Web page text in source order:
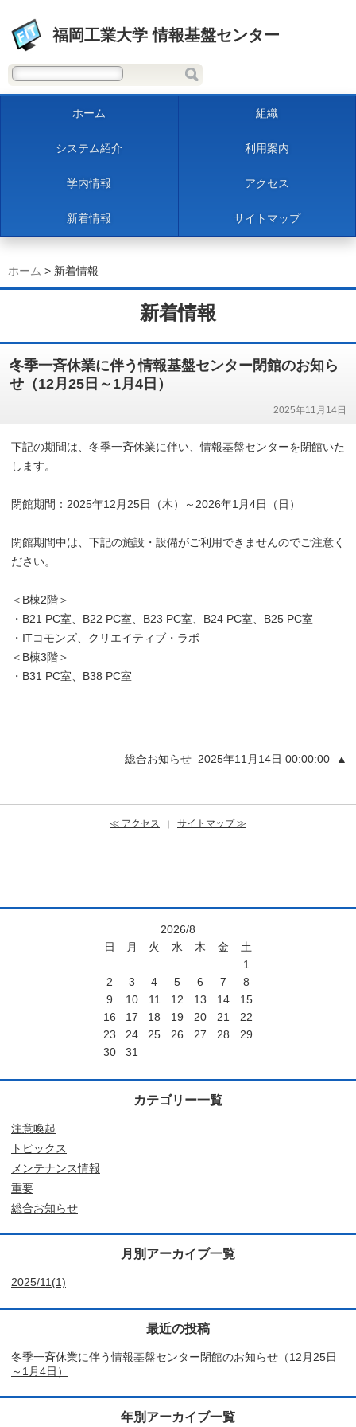
福岡工業大学 情報基盤センター
ホーム 組織
システム紹介 利用案内
学内情報 アクセス
新着情報 サイトマップ
ホーム > 新着情報
新着情報
冬季一斉休業に伴う情報基盤センター閉館のお知ら
せ（12月25日～1月4日）
2025年11月14日
下記の期間は、冬季一斉休業に伴い、情報基盤センターを閉館いた
します。
閉館期間：2025年12月25日（木）～2026年1月4日（日）
閉館期間中は、下記の施設・設備がご利用できませんのでご注意く
ださい。
＜B棟2階＞
・B21 PC室、B22 PC室、B23 PC室、B24 PC室、B25 PC室
・ITコモンズ、クリエイティブ・ラボ
＜B棟3階＞
・B31 PC室、B38 PC室
総合お知らせ2025年11月14日 00:00:00 ▲
≪ アクセス ｜ サイトマップ ≫
2026/8
日
月 火 水 木 金
土
1
2
3 4 5 6 7
8
9
10 11 12 13 14
15
16
17 18 19 20 21
22
23
24 25 26 27 28
29
30
31
カテゴリー一覧
注意喚起
トピックス
メンテナンス情報
重要
総合お知らせ
月別アーカイブ一覧
2025/11(1)
最近の投稿
冬季一斉休業に伴う情報基盤センター閉館のお知らせ（12月25日
～1月4日）
年別アーカイブ一覧